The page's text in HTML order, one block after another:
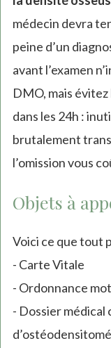
médecin devra
peine d’un
avant l’examen
DMO, mais
dans les 24h :
brutalement
l’omission vous
Objets à
Voici ce que tout
- Carte Vitale
- Ordonnance
- Dossier médical